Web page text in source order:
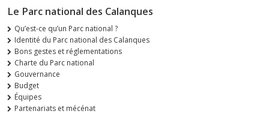
Le Parc national des Calanques
Qu’est-ce qu’un Parc national ?
Identité du Parc national des Calanques
Bons gestes et réglementations
Charte du Parc national
Gouvernance
Budget
Équipes
Partenariats et mécénat